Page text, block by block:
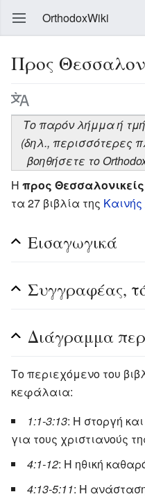
OrthodoxWiki
Προς
Το παρόν λήμμα ή
(δηλ., περισσότερες
βοηθήσετε το
Η προς
τα 27 βιβλία της
Εισαγωγικά
Συγγραφέας,
Διάγραμμα
Το περιεχόμενο του
κεφάλαια:
1:1-3:13: Η στοργή
για τους χριστιανούς
4:1-12: Η ηθική
4:13-5:11: Η